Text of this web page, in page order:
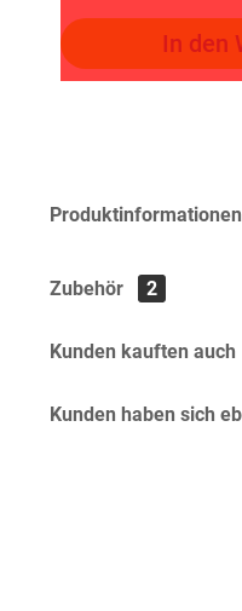
In den
Produktinformationen
Zubehör 2
Kunden kauften auch
Kunden haben sich